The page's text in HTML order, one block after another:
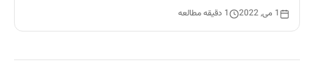
1 می, 2022 1 دقیقه مطالعه